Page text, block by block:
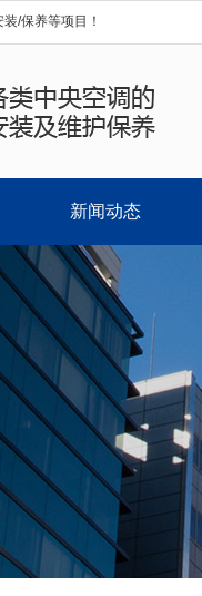
/保养等项目！
新闻动态